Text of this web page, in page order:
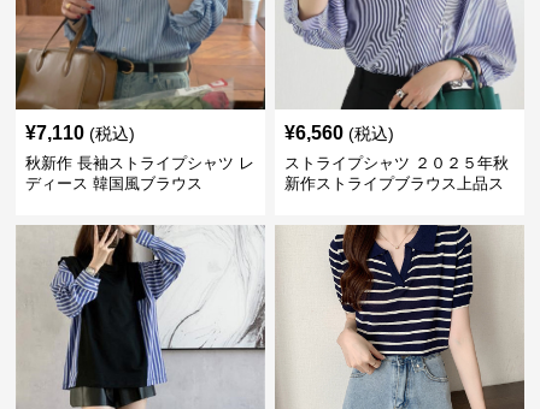
¥7,110 (税込)
秋新作 長袖ストライプシャツ レ
ディース 韓国風ブラウス
¥6,560 (税込)
ストライプシャツ ２０２５年秋
新作ストライプブラウス上品ス